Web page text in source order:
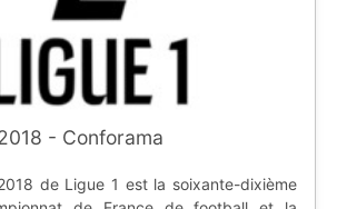
- Conforama
de Ligue 1 est la soixante-dixième